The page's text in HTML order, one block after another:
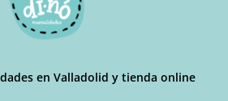
en Valladolid y tienda online